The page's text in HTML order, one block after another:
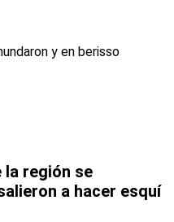
la región se
a hacer esquí